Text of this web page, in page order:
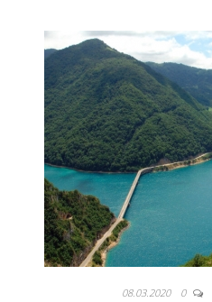
08.03.2020 0